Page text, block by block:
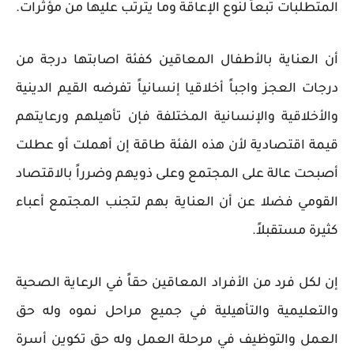
المتطلبات تبعاَ لنوع الإعاقة وما يترتب عليها من مؤثرات.
أن العناية بالأطفال المعاقين كفئة اصابتها درجة من
درجات العجز واجباً أخلاقيا إنسانياً تفرضه القيم الدينية
والأخلاقية والإنسانية المختلفة فإن تأهيلهم ورعايتهم
قيمة اقتصادية لأن هذه الفئة طاقة إن أهملت أو عطلت
أصبحت عالة على المجتمع وعلى ذويهم وضرراً بالاقتصاد
القومي فضلا عن أن العناية بهم لتجنب المجتمع أعباء
كثيرة مستقبلاً.
إن لكل فرد من الأفراد المعاقين حقاً في الرعاية الصحية
والتعليمية والتأهيلية في جميع مراحل نموه وله حق
العمل والتوظيف في مرحلة العمل وله حق تكوين أسرة